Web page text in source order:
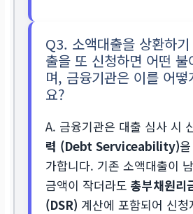
Q3. 소액대출을 상환하
출을 또 신청하면 어떤 불
며, 금융기관은 이를 어
요?
A. 금융기관은 대출 심사 시
력 (Debt Serviceability)
가합니다. 기존 소액대출이
금액이 작더라도총부채원리
(DSR) 계산에 포함되어 신청